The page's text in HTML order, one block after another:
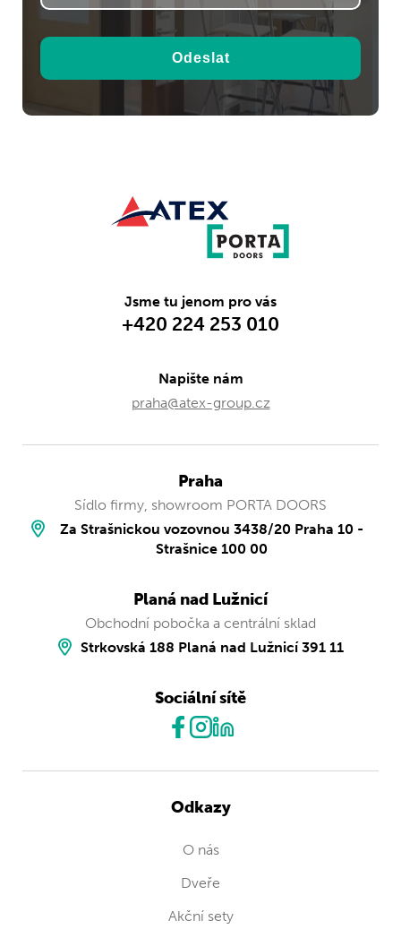
Odeslat
Jsme tu jenom pro vás
+420 224 253 010
Napište nám
praha@atex-group.cz
Praha
Sídlo firmy, showroom PORTA DOORS
Za Strašnickou vozovnou 3438/20 Praha 10 -
Strašnice 100 00
Planá nad Lužnicí
Obchodní pobočka a centrální sklad
Strkovská 188 Planá nad Lužnicí 391 11
Sociální sítě
Odkazy
O nás
Dveře
Akční sety